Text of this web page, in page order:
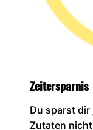
Zeitersparnis
Du sparst
Zutaten